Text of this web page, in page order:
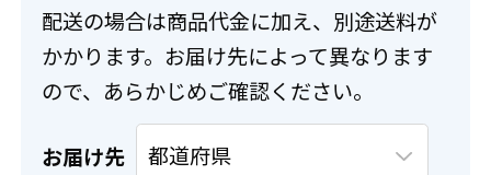
配送の場合は商品代金に加え、別途送料が
かかります。お届け先によって異なります
ので、あらかじめご確認ください。
お届け先